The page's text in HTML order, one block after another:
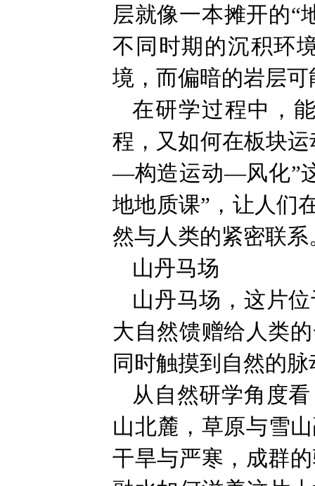
层就像一本摊开的“
不同时期的沉积环
境，而偏暗的岩层
在研学过程中，
程，又如何在板块
—构造运动—风化”
地地质课”，让人们
然与人类的紧密联系
山丹马场
山丹马场，这片
大自然馈赠给人类
同时触摸到自然的
从自然研学角度
山北麓，草原与雪
干旱与严寒，成群